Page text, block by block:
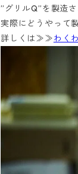
”グリルQ”を製造
実際にどうやって
詳しくは≫≫わく